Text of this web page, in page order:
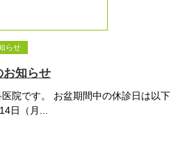
らせ
お知らせ
院です。 お盆期間中の休診日は以下
日（月...